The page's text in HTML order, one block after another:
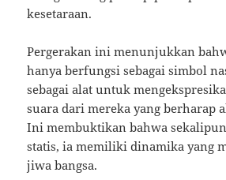
kesetaraan.
Pergerakan ini menunjukkan
hanya berfungsi sebagai simbol
sebagai alat untuk
suara dari mereka yang berharap
Ini membuktikan bahwa
statis, ia memiliki dinamika yang
jiwa bangsa.